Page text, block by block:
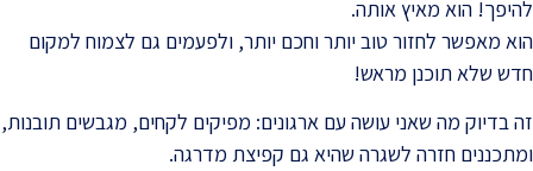
להיפך! הוא מאיץ אותה.
הוא מאפשר לחזור טוב יותר וחכם יותר, ולפעמים גם לצמוח למקום
חדש שלא תוכנן מראש!
זה בדיוק מה שאני עושה עם ארגונים: מפיקים לקחים, מגבשים תובנות,
ומתכננים חזרה לשגרה שהיא גם קפיצת מדרגה.